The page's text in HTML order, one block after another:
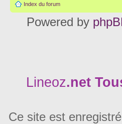
Index du forum
Powered by
Lineoz.net
Ce site est